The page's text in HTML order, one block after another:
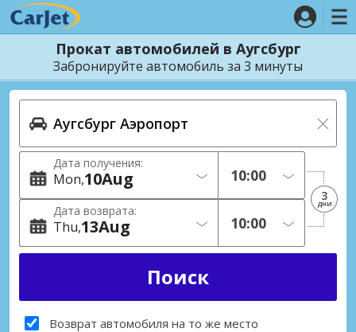
Прокат автомобилей в Аугсбург
Забронируйте автомобиль за 3 минуты
Дата получения:
Mon 10Aug
Дата возврата:
Thu 13Aug
3
дни
Возврат автомобиля на то же место